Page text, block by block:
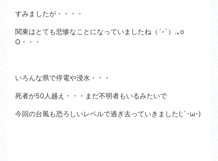
すみましたが・・・・
関東はとても悲惨なことになっていましたね（´-`）.｡o
O・・・
いろんな県で停電や浸水・・・
死者が50人越え・・・まだ不明者もいるみたいで
今回の台風も恐ろしいレベルで過ぎ去っていきました(;´･ω･)